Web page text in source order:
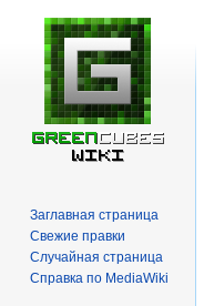
Заглавная страница
Свежие правки
Случайная страница
Справка по MediaWiki